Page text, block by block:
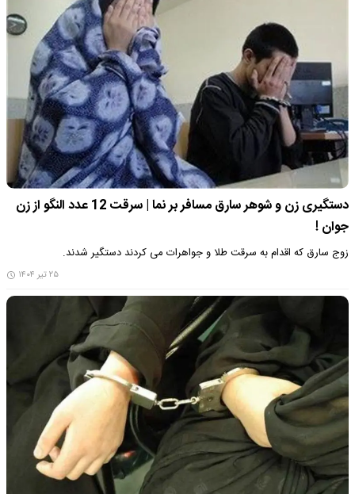
دستگیری زن و شوهر سارق مسافر بر نما | سرقت 12 عدد النگو از زن
جوان !
زوج سارق که اقدام به سرقت طلا و جواهرات می کردند دستگیر شدند.
۲۵ تیر ۱۴۰۴